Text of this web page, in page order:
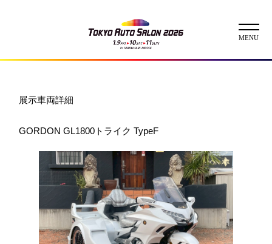
イベント
コンテスト
出展者
展示車両詳細
GORDON GL1800トライク TypeF